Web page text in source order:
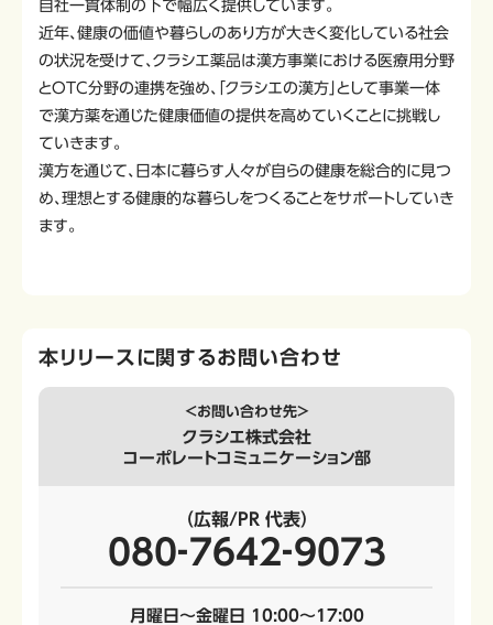
自社一貫体制の下で幅広く提供しています。
近年、健康の価値や暮らしのあり方が大きく変化している社会
の状況を受けて、クラシエ薬品は漢方事業における医療用分野
とOTC分野の連携を強め、「クラシエの漢方」として事業一体
で漢方薬を通じた健康価値の提供を高めていくことに挑戦し
ていきます。
漢方を通じて、日本に暮らす人々が自らの健康を総合的に見つ
め、理想とする健康的な暮らしをつくることをサポートしていき
ます。
本リリースに関するお問い合わせ
＜お問い合わせ先＞
クラシエ株式会社
コーポレートコミュニケーション部
（広報/PR 代表）
080‐7642‐9073
月曜日～金曜日 10:00～17:00